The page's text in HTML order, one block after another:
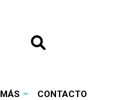
MÁS CONTACTO